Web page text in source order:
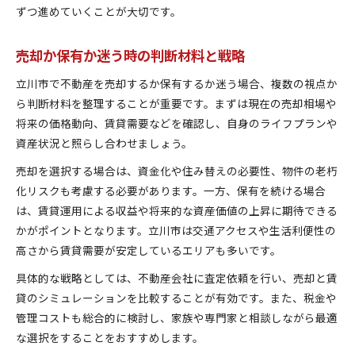
ずつ進めていくことが大切です。
売却か保有か迷う時の判断材料と戦略
立川市で不動産を売却するか保有するか迷う場合、複数の視点か
ら判断材料を整理することが重要です。まずは現在の売却相場や
将来の価格動向、賃貸需要などを確認し、自身のライフプランや
資産状況と照らし合わせましょう。
売却を選択する場合は、資金化や住み替えの必要性、物件の老朽
化リスクも考慮する必要があります。一方、保有を続ける場合
は、賃貸運用による収益や将来的な資産価値の上昇に期待できる
かがポイントとなります。立川市は交通アクセスや生活利便性の
高さから賃貸需要が安定しているエリアも多いです。
具体的な戦略としては、不動産会社に査定依頼を行い、売却と賃
貸のシミュレーションを比較することが有効です。また、税金や
管理コストも総合的に検討し、家族や専門家と相談しながら最適
な選択をすることをおすすめします。